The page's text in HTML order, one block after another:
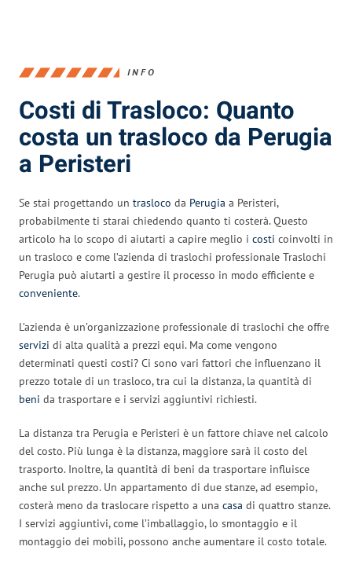
INFO
Costi di Trasloco: Quanto
costa un trasloco da Perugia
a Peristeri
Se stai progettando un trasloco da Perugia a Peristeri,
probabilmente ti starai chiedendo quanto ti costerà. Questo
articolo ha lo scopo di aiutarti a capire meglio i costi coinvolti in
un trasloco e come l’azienda di traslochi professionale Traslochi
Perugia può aiutarti a gestire il processo in modo efficiente e
conveniente.
L’azienda è un’organizzazione professionale di traslochi che offre
servizi di alta qualità a prezzi equi. Ma come vengono
determinati questi costi? Ci sono vari fattori che influenzano il
prezzo totale di un trasloco, tra cui la distanza, la quantità di
beni da trasportare e i servizi aggiuntivi richiesti.
La distanza tra Perugia e Peristeri è un fattore chiave nel calcolo
del costo. Più lunga è la distanza, maggiore sarà il costo del
trasporto. Inoltre, la quantità di beni da trasportare influisce
anche sul prezzo. Un appartamento di due stanze, ad esempio,
costerà meno da traslocare rispetto a una casa di quattro stanze.
I servizi aggiuntivi, come l’imballaggio, lo smontaggio e il
montaggio dei mobili, possono anche aumentare il costo totale.